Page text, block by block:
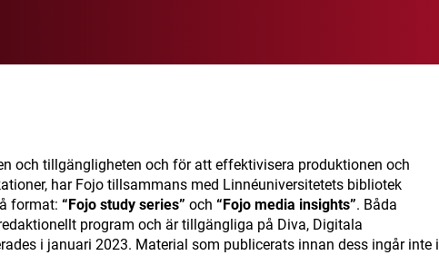
och tillgängligheten och för att effektivisera produktionen och
har Fojo tillsammans med Linnéuniversitetets bibliotek
format: “Fojo study series” och “Fojo media insights”. Båda
program och är tillgängliga på Diva, Digitala
i januari 2023. Material som publicerats innan dess ingår inte i